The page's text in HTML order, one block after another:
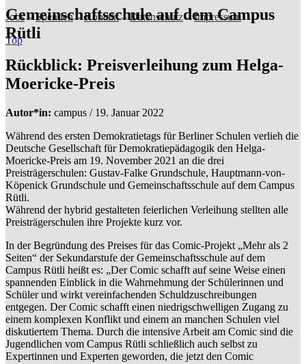
Jobs–Spenden–Kontakt–Datenschutz–Impressum
Top
Gemeinschaftsschule auf dem Campus
Rütli
Rückblick: Preisverleihung zum Helga-
Moericke-Preis
Autor*in: campus / 19. Januar 2022
Während des ersten Demokratietags für Berliner Schulen verlieh die
Deutsche Gesellschaft für Demokratiepädagogik den Helga-
Moericke-Preis am 19. November 2021 an die drei
Preisträgerschulen: Gustav-Falke Grundschule, Hauptmann-von-
Köpenick Grundschule und Gemeinschaftsschule auf dem Campus
Rütli.
Während der hybrid gestalteten feierlichen Verleihung stellten alle
Preisträgerschulen ihre Projekte kurz vor.
In der Begründung des Preises für das Comic-Projekt „Mehr als 2
Seiten“ der Sekundarstufe der Gemeinschaftsschule auf dem
Campus Rütli heißt es: „Der Comic schafft auf seine Weise einen
spannenden Einblick in die Wahrnehmung der Schülerinnen und
Schüler und wirkt vereinfachenden Schuldzuschreibungen
entgegen. Der Comic schafft einen niedrigschwelligen Zugang zu
einem komplexen Konflikt und einem an manchen Schulen viel
diskutiertem Thema. Durch die intensive Arbeit am Comic sind die
Jugendlichen vom Campus Rütli schließlich auch selbst zu
Expertinnen und Experten geworden, die jetzt den Comic